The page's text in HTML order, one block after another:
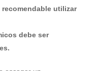
utilizar
debe ser